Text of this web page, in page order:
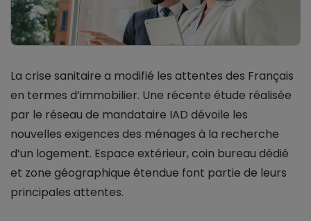
La crise sanitaire a modifié les attentes des Français
en termes d’immobilier. Une récente étude réalisée
par le réseau de mandataire IAD dévoile les
nouvelles exigences des ménages à la recherche
d’un logement. Espace extérieur, coin bureau dédié
et zone géographique étendue font partie de leurs
principales attentes.